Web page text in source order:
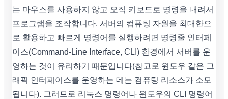
는 마우스를 사용하지 않고 오직 키보드로 명령을 내려서
프로그램을 조작합니다. 서버의 컴퓨팅 자원을 최대한으
로 활용하고 빠르게 명령어를 실행하려면 명령줄 인터페
이스(Command-Line Interface, CLI) 환경에서 서버를 운
영하는 것이 유리하기 때문입니다(참고로 윈도우 같은 그
래픽 인터페이스를 운영하는 데는 컴퓨팅 리소스가 소모
됩니다). 그러므로 리눅스 명령어나 윈도우의 CLI 명령어